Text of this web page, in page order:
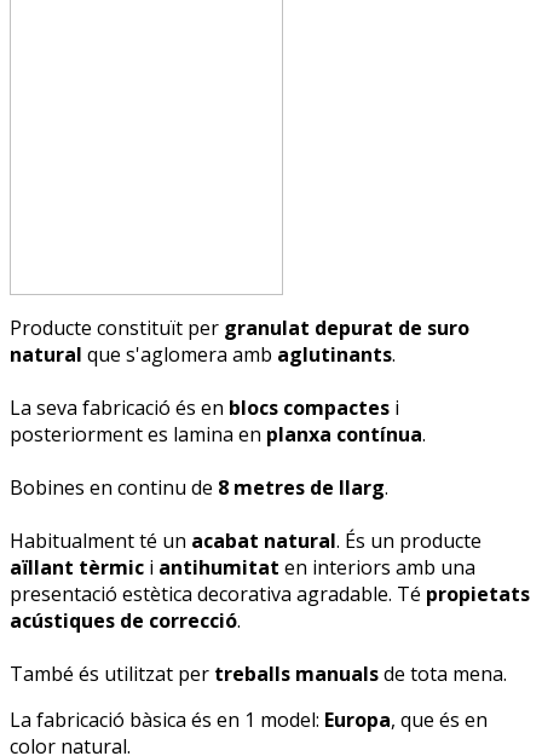
Producte constituït per granulat depurat de suro
natural que s'aglomera amb aglutinants.
La seva fabricació és en blocs compactes i
posteriorment es lamina en planxa contínua.
Bobines en continu de 8 metres de llarg.
Habitualment té un acabat natural. És un producte
aïllant tèrmic i antihumitat en interiors amb una
presentació estètica decorativa agradable. Té propietats
acústiques de correcció.
També és utilitzat per treballs manualsde tota mena.
La fabricació bàsica és en 1 model: Europa, que és en
color natural.